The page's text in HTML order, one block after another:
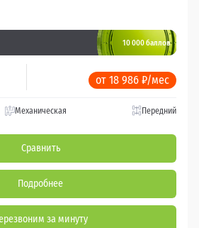
10 000 баллов
от 18 986 ₽/мес
Механическая Передний
Сравнить
Подробнее
за минуту